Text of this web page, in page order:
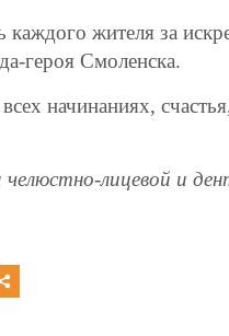
каждого жителя за
героя Смоленска.
начинаниях,
лицевой и